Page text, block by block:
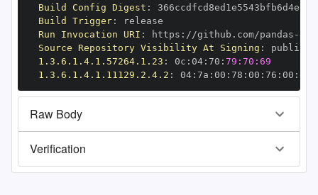
Build Config Digest :
Build Trigger:
Run Invocation URI : https : //github.com/pandas -
Source Repository Visibility At Signing :
1.3.6.1.4.1.57264.1.23 : 0c : 04: 70 : 79:70:69
1.3.6.1.4.1.11129.2.4.2 : 04: 7a : 00 : 78 : 00 : 76 : 00 : dd
Raw Body
Verification